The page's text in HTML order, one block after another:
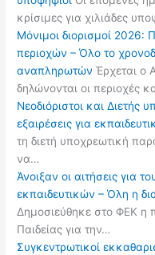
κρίσιμες για χιλιάδες
Μόνιμοι διορισμοί 2026:
περιοχών – Όλο το
αναπληρωτών Έρχεται ο
δηλώνονται οι περιοχές
Νεοδιόριστοι και Διετής
εξαιρέσεις για
τη διετή υποχρεωτική
να…
Άνοιξαν οι αιτήσεις για
εκπαιδευτικών – Όλη η
Δημοσιεύθηκε στο ΦΕΚ η
Παιδείας για την…
Συγκεντρωτικοί